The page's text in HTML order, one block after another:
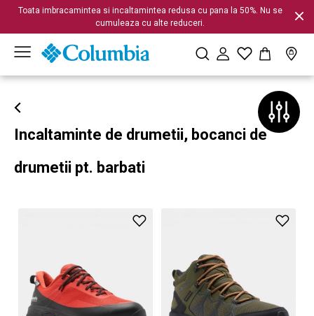
Toata imbracamintea si incaltamintea redusa cu pana la 50%. Nu se
cumuleaza cu alte reduceri.
Incaltaminte de drumetii, bocanci de
drumetii pt. barbati